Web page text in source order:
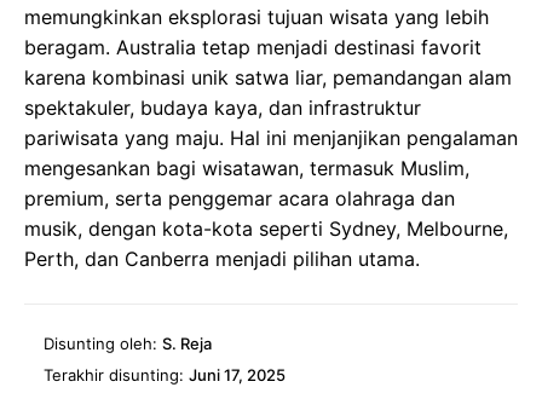
memungkinkan eksplorasi tujuan wisata yang lebih
beragam. Australia tetap menjadi destinasi favorit
karena kombinasi unik satwa liar, pemandangan alam
spektakuler, budaya kaya, dan infrastruktur
pariwisata yang maju. Hal ini menjanjikan pengalaman
mengesankan bagi wisatawan, termasuk Muslim,
premium, serta penggemar acara olahraga dan
musik, dengan kota-kota seperti Sydney, Melbourne,
Perth, dan Canberra menjadi pilihan utama.
Disunting oleh: S. Reja
Terakhir disunting: Juni 17, 2025